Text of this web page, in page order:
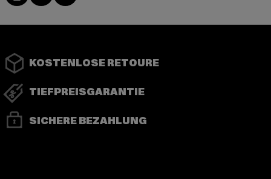
KOSTENLOSE RETOURE
TIEFPREISGARANTIE
SICHERE BEZAHLUNG